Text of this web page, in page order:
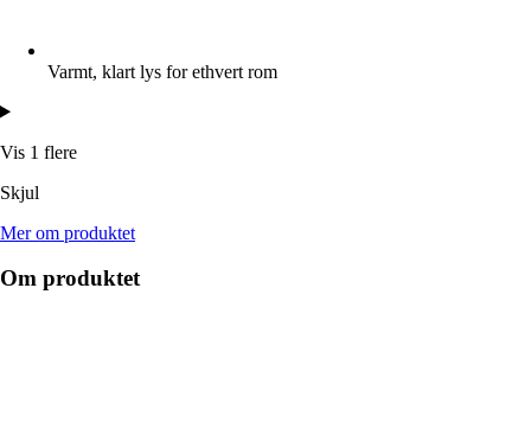
Varmt, klart lys for ethvert rom
Vis 1 flere
Skjul
Mer om produktet
Om produktet